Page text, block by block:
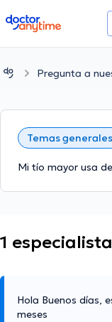
doctoranytime
Pregunta a
Temas generales
Mi tío mayor usa
1
Hola Buenos días,
meses